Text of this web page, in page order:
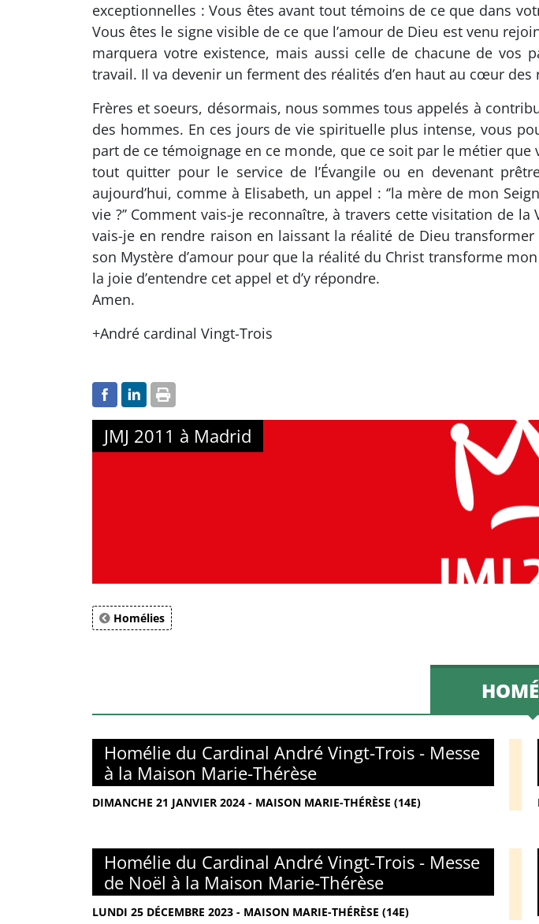
exceptionnelles : Vous êtes avant tout témoins de ce que dans
Vous êtes le signe visible de ce que l’amour de Dieu est venu
marquera votre existence, mais aussi celle de chacune de vos
travail. Il va devenir un ferment des réalités d’en haut au cœur des
Frères et soeurs, désormais, nous sommes tous appelés à
des hommes. En ces jours de vie spirituelle plus intense, vous
part de ce témoignage en ce monde, que ce soit par le métier
tout quitter pour le service de l’Évangile ou en devenant
aujourd’hui, comme à Elisabeth, un appel : ‘’la mère de mon
vie ?’’ Comment vais-je reconnaître, à travers cette visitation de
vais-je en rendre raison en laissant la réalité de Dieu
son Mystère d’amour pour que la réalité du Christ transforme
la joie d’entendre cet appel et d’y répondre.
Amen.
+André cardinal Vingt-Trois
JMJ 2011 à Madrid
Homélies
Homélie du Cardinal André Vingt-Trois - Messe
à la Maison Marie-Thérèse
DIMANCHE 21 JANVIER 2024 - MAISON MARIE-THÉRÈSE (14E)
Homélie du Cardinal André Vingt-Trois - Messe
de Noël à la Maison Marie-Thérèse
LUNDI 25 DÉCEMBRE 2023 - MAISON MARIE-THÉRÈSE (14E)